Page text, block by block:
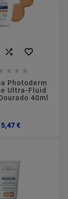
 
  
Photoderm
Ultra-Fluid
40ml
€Preço